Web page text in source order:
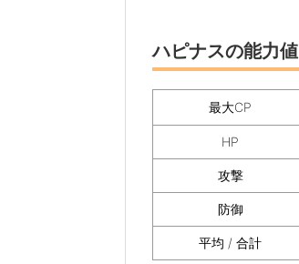
ハピナスの能力値
最大CP
HP
攻撃
防御
平均 / 合計